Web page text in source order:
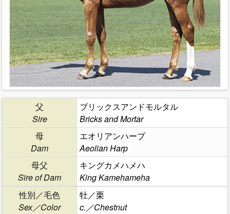
父
Sire
ブリックスアンドモルタル
Bricks and Mortar
母
Dam
エオリアンハープ
Aeolian Harp
母父
Sire of Dam
キングカメハメハ
King Kamehameha
性別／毛色
Sex／Color
牡／栗
c.／Chestnut